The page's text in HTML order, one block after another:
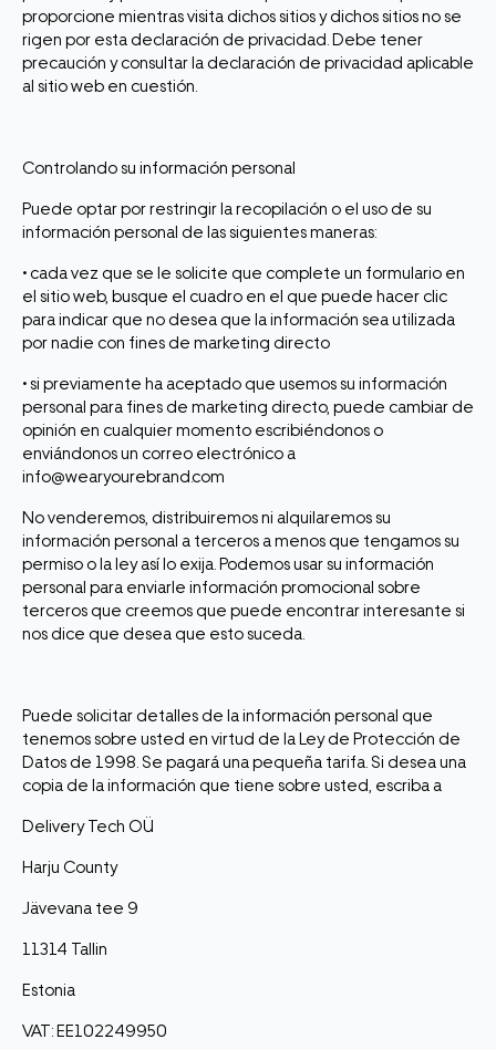
proporcione mientras visita dichos sitios y dichos sitios no se
rigen por esta declaración de privacidad. Debe tener
precaución y consultar la declaración de privacidad aplicable
al sitio web en cuestión.
Controlando su información personal
Puede optar por restringir la recopilación o el uso de su
información personal de las siguientes maneras:
• cada vez que se le solicite que complete un formulario en
el sitio web, busque el cuadro en el que puede hacer clic
para indicar que no desea que la información sea utilizada
por nadie con fines de marketing directo
• si previamente ha aceptado que usemos su información
personal para fines de marketing directo, puede cambiar de
opinión en cualquier momento escribiéndonos o
enviándonos un correo electrónico a
info@wearyourebrand.com
No venderemos, distribuiremos ni alquilaremos su
información personal a terceros a menos que tengamos su
permiso o la ley así lo exija. Podemos usar su información
personal para enviarle información promocional sobre
terceros que creemos que puede encontrar interesante si
nos dice que desea que esto suceda.
Puede solicitar detalles de la información personal que
tenemos sobre usted en virtud de la Ley de Protección de
Datos de 1998. Se pagará una pequeña tarifa. Si desea una
copia de la información que tiene sobre usted, escriba a
Delivery Tech OÜ
Harju County
Jävevana tee 9
11314 Tallin
Estonia
VAT: EE102249950